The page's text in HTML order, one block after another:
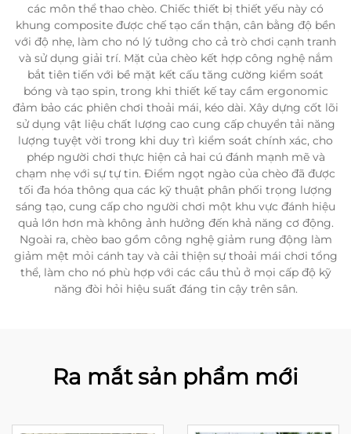
các môn thể thao chèo. Chiếc thiết bị thiết yếu này có
khung composite được chế tạo cẩn thận, cân bằng độ bền
với độ nhẹ, làm cho nó lý tưởng cho cả trò chơi cạnh tranh
và sử dụng giải trí. Mặt của chèo kết hợp công nghệ nắm
bắt tiên tiến với bề mặt kết cấu tăng cường kiểm soát
bóng và tạo spin, trong khi thiết kế tay cầm ergonomic
đảm bảo các phiên chơi thoải mái, kéo dài. Xây dựng cốt lõi
sử dụng vật liệu chất lượng cao cung cấp chuyển tải năng
lượng tuyệt vời trong khi duy trì kiểm soát chính xác, cho
phép người chơi thực hiện cả hai cú đánh mạnh mẽ và
chạm nhẹ với sự tự tin. Điểm ngọt ngào của chèo đã được
tối đa hóa thông qua các kỹ thuật phân phối trọng lượng
sáng tạo, cung cấp cho người chơi một khu vực đánh hiệu
quả lớn hơn mà không ảnh hưởng đến khả năng cơ động.
Ngoài ra, chèo bao gồm công nghệ giảm rung động làm
giảm mệt mỏi cánh tay và cải thiện sự thoải mái chơi tổng
thể, làm cho nó phù hợp với các cầu thủ ở mọi cấp độ kỹ
năng đòi hỏi hiệu suất đáng tin cậy trên sân.
Ra mắt sản phẩm mới